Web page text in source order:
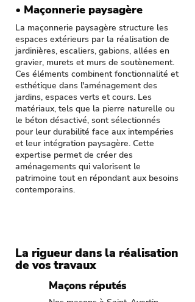
• Maçonnerie paysagère
La maçonnerie paysagère structure les
espaces extérieurs par la réalisation de
jardinières, escaliers, gabions, allées en
gravier, murets et murs de soutènement.
Ces éléments combinent fonctionnalité et
esthétique dans l'aménagement des
jardins, espaces verts et cours. Les
matériaux, tels que la pierre naturelle ou
le béton désactivé, sont sélectionnés
pour leur durabilité face aux intempéries
et leur intégration paysagère. Cette
expertise permet de créer des
aménagements qui valorisent le
patrimoine tout en répondant aux besoins
contemporains.
La rigueur dans la réalisation
de vos travaux
Maçons réputés